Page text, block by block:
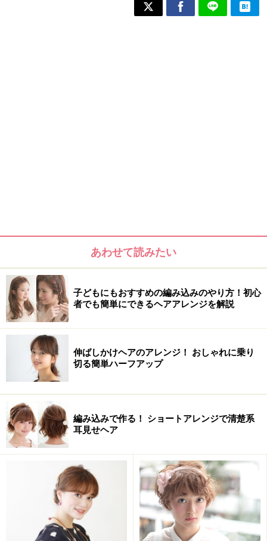
あわせて読みたい
子どもにもおすすめの編み込みのやり方！初心
者でも簡単にできるヘアアレンジを解説
伸ばしかけヘアのアレンジ！ おしゃれに乗り
切る簡単ハーフアップ
編み込みで作る！ ショートアレンジで清楚系
耳見せヘア